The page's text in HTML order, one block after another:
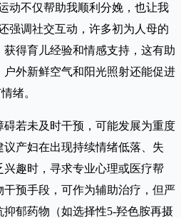
动不仅帮助我顺利分娩，也让我
强调社交互动，许多初为人母的
得育儿经验和情感支持，这有助
外新鲜空气和阳光照射还能促进
绪。
若未及时干预，可能发展为重度
产妇在出现持续情绪低落、失
趣时，寻求专业心理或医疗帮
预手段，可作为辅助治疗，但严
郁药物（如选择性5-羟色胺再摄